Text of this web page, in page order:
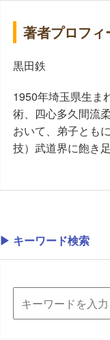
著者プロフィ
黒田鉄
1950年埼玉県生ま
術、四心多久間流
おいて、弟子とも
技）武道界に飽き
▶ キーワード検索